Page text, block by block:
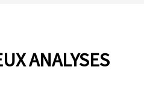
ANALYSES